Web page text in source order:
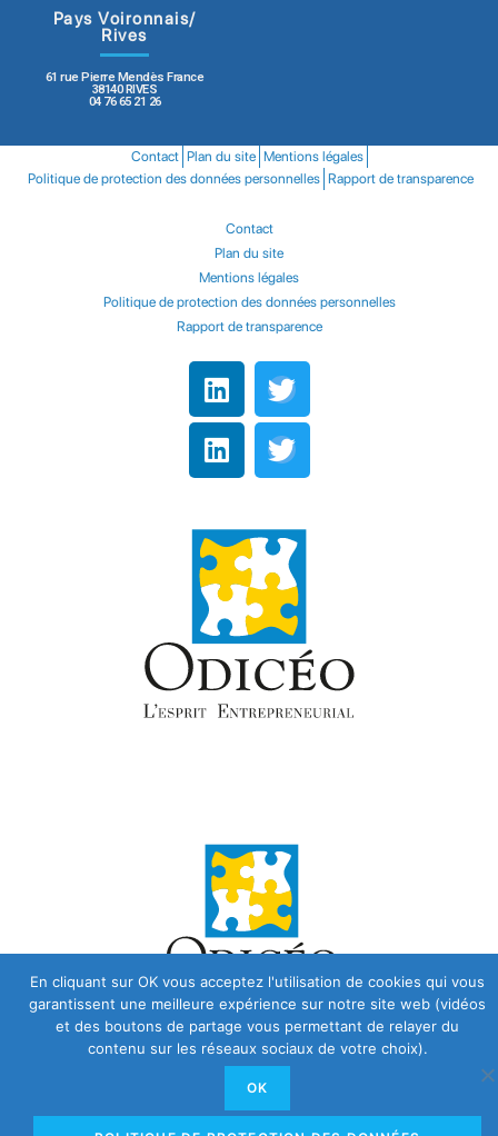
Pays Voironnais/
Rives
61 rue Pierre Mendès France
38140 RIVES
04 76 65 21 26
Contact Plan du site Mentions légales
Politique de protection des données personnelles Rapport de transparence
Contact
Plan du site
Mentions légales
Politique de protection des données personnelles
Rapport de transparence
En cliquant sur OK vous acceptez l'utilisation de cookies qui vous
garantissent une meilleure expérience sur notre site web (vidéos
et des boutons de partage vous permettant de relayer du
contenu sur les réseaux sociaux de votre choix).
OK